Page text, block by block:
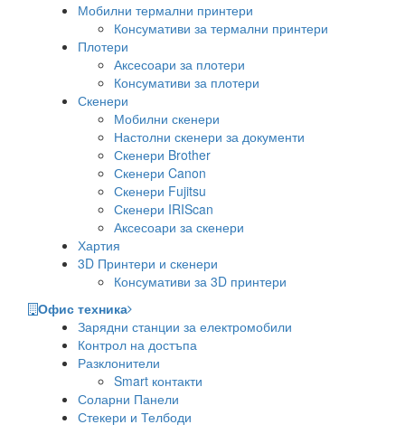
Мобилни термални принтери
Консумативи за термални принтери
Плотери
Аксесоари за плотери
Консумативи за плотери
Скенери
Мобилни скенери
Настолни скенери за документи
Скенери Brother
Скенери Canon
Скенери Fujitsu
Скенери IRIScan
Аксесоари за скенери
Хартия
3D Принтери и скенери
Консумативи за 3D принтери
Офис техника
Зарядни станции за електромобили
Контрол на достъпа
Разклонители
Smart контакти
Соларни Панели
Стекери и Телбоди